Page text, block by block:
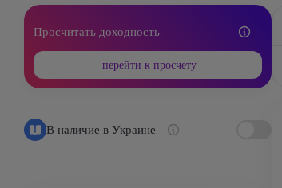
Просчитать доходность
перейти к просчету
В наличие в Украине